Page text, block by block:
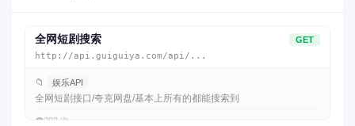
全网短剧搜索 GET
http://api.guiguiya.com/api/...
📁 娱乐API
全网短剧接口/夸克网盘/基本上所有的都能搜索到
👁️302 次